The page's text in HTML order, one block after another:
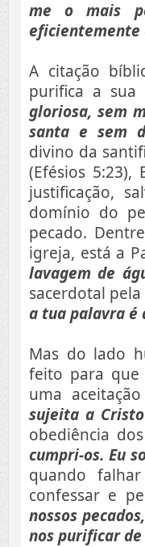
me o mais
eficientemente
A citação
purifica a sua
gloriosa, sem
santa e sem
divino da
(Efésios
justificação,
domínio do
pecado.
igreja, está a
lavagem de
sacerdotal
a tua palavra é
Mas do lado
feito para que
uma
sujeita a
obediência
cumpri-os. Eu
quando
confessar e
nossos
nos purificar